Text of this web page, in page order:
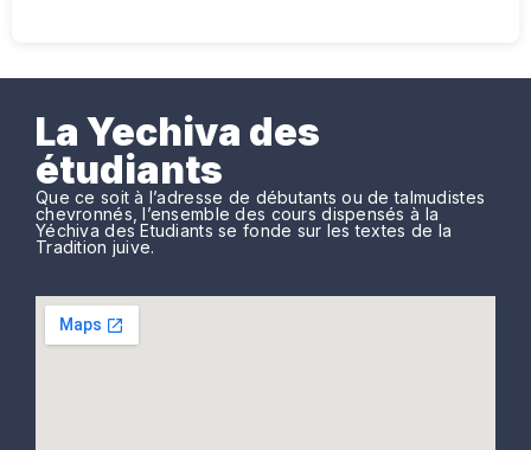
La Yechiva des
étudiants
Que ce soit à l’adresse de débutants ou de talmudistes
chevronnés, l’ensemble des cours dispensés à la
Yéchiva des Etudiants se fonde sur les textes de la
Tradition juive.